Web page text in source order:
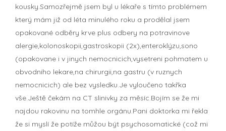
kousky.Samozřejmě jsem byl u lékaře s tímto problémem
který mám již od léta minulého roku a prodělal jsem
opakované odběry krve plus odbery na potravinove
alergie,kolonoskopii,gastroskopii (2x),enteroklýzu,sono
(opakovane i v jinych nemocnicich,vysetreni pohmatem u
obvodniho lekare,na chirurgii,na gastru (v ruznych
nemocnicich) ale bez vysledku.Je vyloučeno takřka
vše.Ještě čekám na CT slinivky za měsíc.Bojím se že mi
najdou rakovinu na tomhle orgánu.Pani doktorka mi řekla
že si myslí že potíže můžou být psychosomatické (což mi